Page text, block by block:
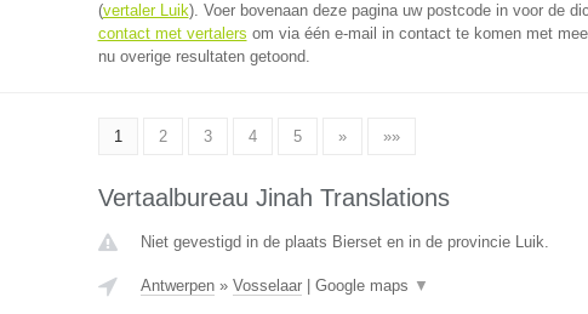
(vertaler Luik). Voer bovenaan deze pagina uw postcode in voor de
contact met vertalers om via één e-mail in contact te komen met
nu overige resultaten getoond.
1 2 3 4 5 » »»
Vertaalbureau Jinah Translations
Niet gevestigd in de plaats Bierset en in de provincie Luik.
Antwerpen» Vosselaar| Google maps ▼